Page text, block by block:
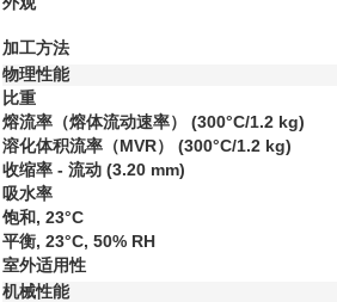
加工方法
物理性能
比重
熔流率（熔体流动速率） (300°C/1.2 kg)
溶化体积流率（MVR） (300°C/1.2 kg)
收缩率 - 流动 (3.20 mm)
吸水率
饱和, 23°C
平衡, 23°C, 50% RH
室外适用性
机械性能